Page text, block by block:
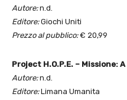
Autore:n.d.
Editore:Giochi Uniti
Prezzo al pubblico:€ 20,99
Project H.O.P.E. – Missione:
Autore:n.d.
Editore:Limana Umanita